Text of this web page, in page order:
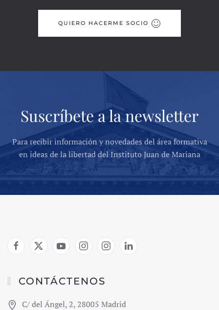
QUIERO HACERME SOCIO
Suscríbete a la newsletter
Para recibir información y novedades del área formativa
en ideas de la libertad del Instituto Juan de Mariana
CONTÁCTENOS
C/ del Ángel, 2, 28005 Madrid